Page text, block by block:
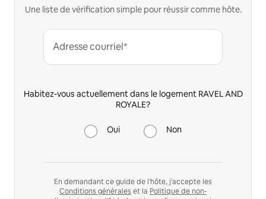
Une liste de vérification simple pour réussir comme hôte.
Adresse courriel*
Habitez-vous actuellement dans le logement RAVEL AND
ROYALE?
Oui Non
En demandant ce guide de l'hôte, j'accepte les
Conditions générales et la Politique de non-